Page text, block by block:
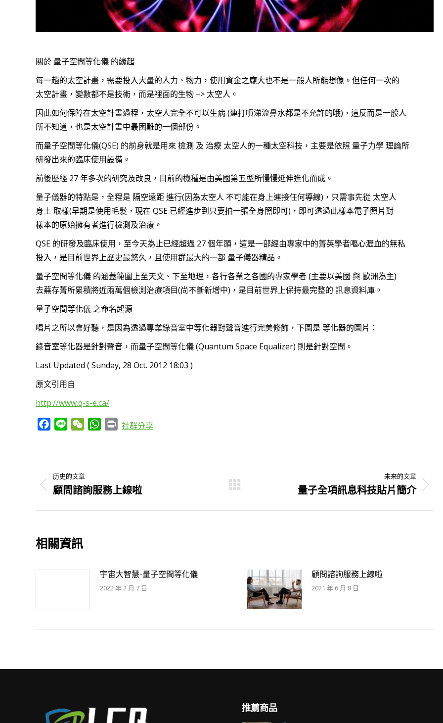
關於 量子空間等化儀 的緣起
每一趟的太空計畫，需要投入大量的人力、物力，使用資金之龐大也不是一般人所能想像。但任何一次的
太空計畫，變數都不是技術，而是裡面的生物 –> 太空人。
因此如何保障在太空計畫過程，太空人完全不可以生病 (連打噴涕流鼻水都是不允許的哦)，這反而是一般人
所不知道，也是太空計畫中最困難的一個部份。
而量子空間等化儀(QSE) 的前身就是用來 檢測 及 治療 太空人的一種太空科技，主要是依照 量子力學 理論所
研發出來的臨床使用設備。
前後歷經 27 年多次的研究及改良，目前的機種是由美國第五型所慢慢延伸進化而成。
量子儀器的特點是，全程是 隔空遠距 進行(因為太空人 不可能在身上連接任何導線)，只需事先從 太空人
身上 取樣(早期是使用毛髮，現在 QSE 已經進步到只要拍一張全身照即可)，即可透過此樣本電子照片對
樣本的原始擁有者進行檢測及治療。
QSE 的研發及臨床使用，至今天為止已經超過 27 個年頭，這是一部經由專家中的菁英學者嘔心瀝血的無私
投入，是目前世界上歷史最悠久，且使用群最大的一部 量子儀器精品。
量子空間等化儀 的涵蓋範圍上至天文、下至地理，各行各業之各國的專家學者 (主要以美國 與 歐洲為主)
去蕪存菁所累積將近兩萬個檢測治療項目(尚不斷新增中)，是目前世界上保持最完整的 訊息資料庫。
量子空間等化儀 之命名起源
唱片之所以會好聽，是因為透過專業錄音室中等化器對聲音進行完美修飾，下圖是 等化器的圖片：
錄音室等化器是針對聲音，而量子空間等化儀 (Quantum Space Equalizer) 則是針對空間。
Last Updated ( Sunday, 28 Oct. 2012 18:03 )
原文引用自
http://www.q-s-e.ca/
Facebook
Line WeChatWhatsApp
Print
社群分享
文
章
航
历史的文章
历
章：
顧問諮詢服務上線啦
未来的文章
量子全項訊息科技貼片簡介
相關資訊
宇宙大智慧-量子空間等化儀
2022 年 2 月 7 日
顧問諮詢服務上線啦
2021 年 6 月 8 日
推薦商品